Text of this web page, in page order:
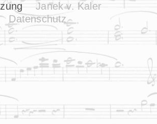
Janek v. Kaler
Datenschutz